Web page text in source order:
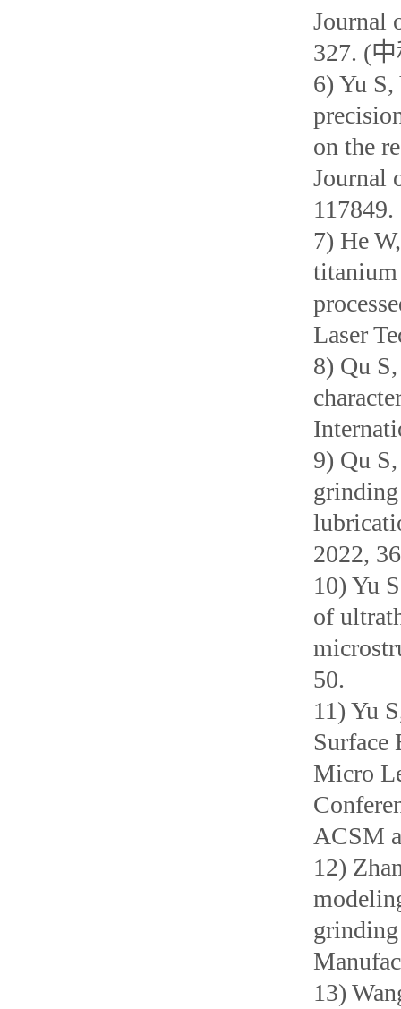
Journal
327. (
6) Yu
on the
Journal
7) He
Laser
8) Qu
9) Qu
2022,
10) Yu
of
50.
11) Yu
Micro
ACSM
12)
13)